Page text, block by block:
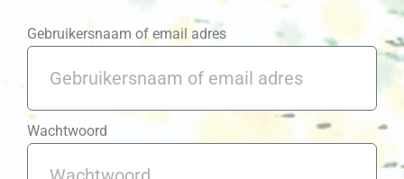
Gebruikersnaam of email adres
Wachtwoord